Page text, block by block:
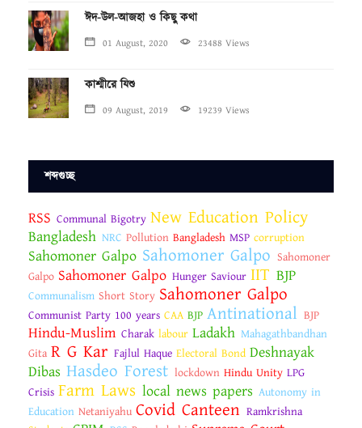
ঈদ-উল-আজহা ও কিছু কথা
01 August, 2020 23488 Views
কাশ্মীরে যিশু
09 August, 2019 19239 Views
শব্দগুচ্ছ
RSS Communal Bigotry New Education Policy
Bangladesh NRC Pollution Bangladesh MSP corruption
Sahomoner Galpo Sahomoner Galpo Sahomoner
Galpo Sahomoner Galpo Hunger Saviour IIT BJP
Communalism Short Story Sahomoner Galpo
Communist Party 100 years CAA BJP Antinational BJP
Hindu-Muslim Charak labour Ladakh Mahagathbandhan
Gita R G Kar Fajlul Haque Electoral Bond Deshnayak
Dibas Hasdeo Forest lockdown Hindu Unity LPG
Crisis Farm Laws local news papers Autonomy in
Education Netaniyahu Covid Canteen Ramkrishna